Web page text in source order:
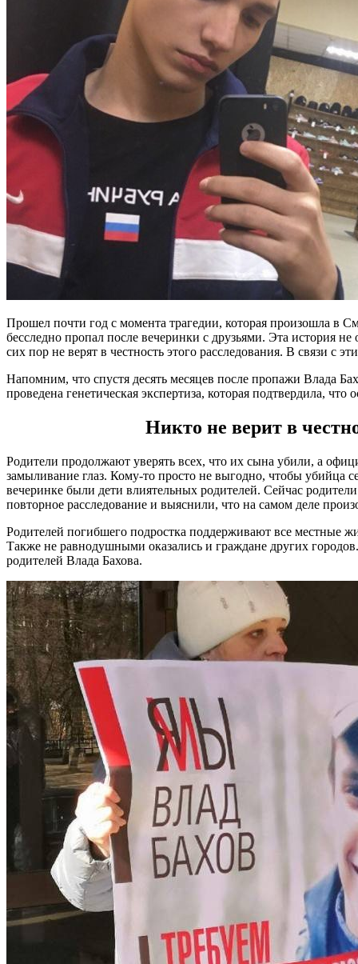
Прошел почти год с момента трагедии, которая произошла в
бесследно пропал после вечеринки с друзьями. Эта история
сих пор не верят в честность этого расследования. В связи с
Напомним, что спустя десять месяцев после пропажи Влада
проведена генетическая экспертиза, которая подтвердила,
Никто не верит в
Родители продолжают уверять всех, что их сына убили, а
замыливание глаз. Кому-то просто не выгодно, чтобы убийца
вечеринке были дети влиятельных родителей. Сейчас
повторное расследование и выяснили, что на самом деле
Родителей погибшего подростка поддерживают все местные
Также не равнодушными оказались и граждане других
родителей Влада Бахова.